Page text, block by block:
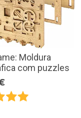
Moldura
com puzzles